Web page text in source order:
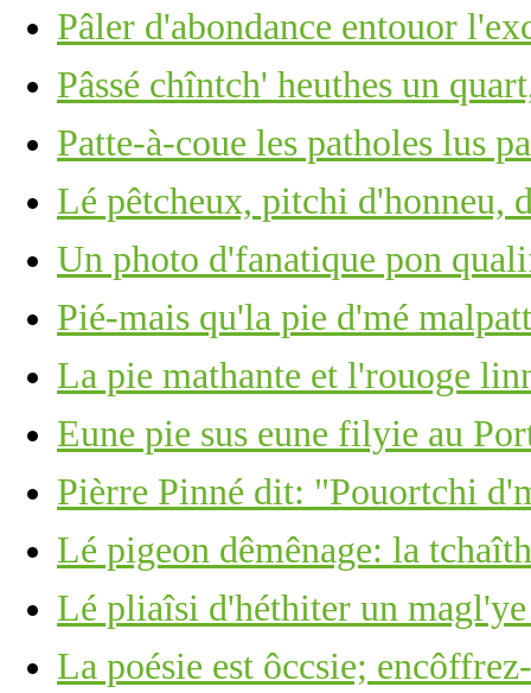
Pâler d'abondance entouor
Pâssé chîntch' heuthes un
Patte-à-coue les patholes lus
Lé pêtcheux, pitchi d'honneu,
Un photo d'fanatique pon
Pié-mais qu'la pie d'mé
La pie mathante et l'rouoge
Eune pie sus eune filyie au
Pièrre Pinné dit: "Pouortchi
Lé pigeon dêmênage: la
Lé pliaîsi d'héthiter un
La poésie est ôccsie;